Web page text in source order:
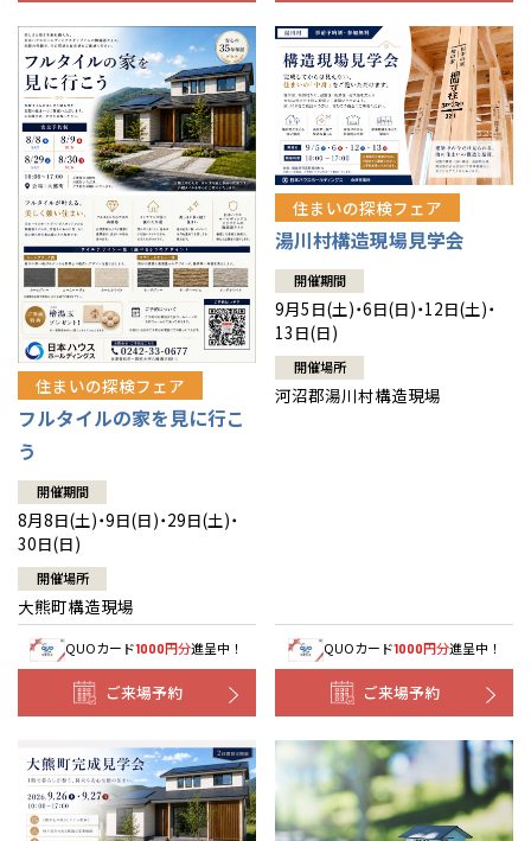
住まいの探検フェア
フルタイルの家を見に行こ
う
開催期間
8月8日(土)・9日(日)・29日(土)・
30日(日)
開催場所
大熊町構造現場
QUOカード1000円分進呈中！
ご来場予約
住まいの探検フェア
湯川村構造現場見学会
開催期間
9月5日(土)・6日(日)・12日(土)・
13日(日)
開催場所
河沼郡湯川村構造現場
QUOカード1000円分進呈中！
ご来場予約